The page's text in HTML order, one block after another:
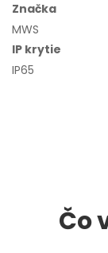
Značka
MWS
IP krytie
IP65
Čo